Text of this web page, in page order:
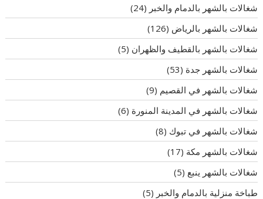
شغالات بالشهر بالدمام والخبر (24)
شغالات بالشهر بالرياض (126)
شغالات بالشهر بالقطيف والظهران (5)
شغالات بالشهر جدة (53)
شغالات بالشهر في القصيم (9)
شغالات بالشهر في المدينة المنورة (6)
شغالات بالشهر في تبوك (8)
شغالات بالشهر مكة (17)
شغالات بالشهر ينبع (5)
طباخة منزلية بالدمام والخبر (5)